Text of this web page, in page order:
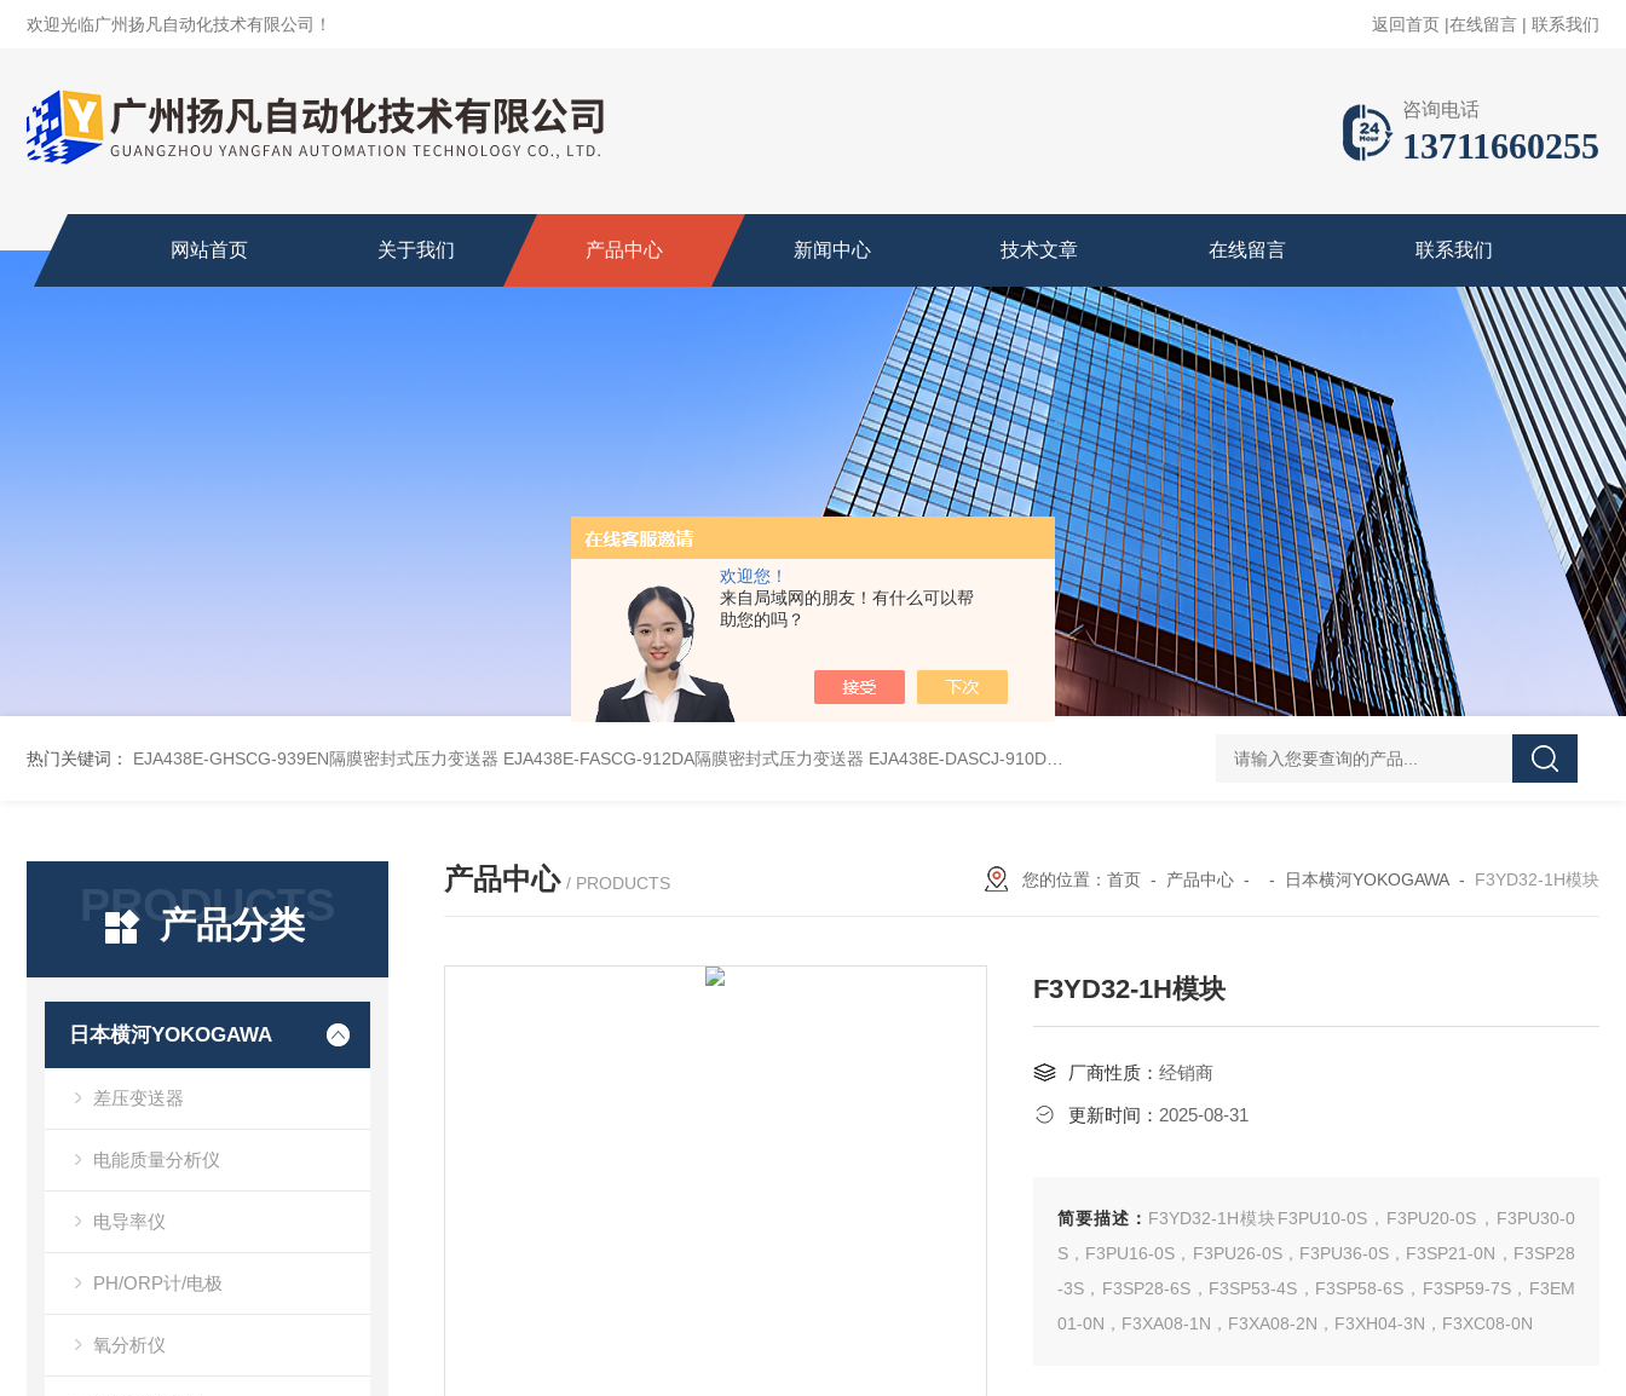
欢迎您！
来自局域网的朋友！有什么可以帮
助您的吗？
欢迎光临广州扬凡自动化技术有限公司！ 返回首页 |在线留言 | 联系我们
咨询电话
13711660255
网站首页 关于我们 产品中心 新闻中心 技术文章 在线留言 联系我们
热门关键词： EJA438E-GHSCG-939EN隔膜密封式压力变送器 EJA438E-FASCG-912DA隔膜密封式压力变送器 EJA438E-DASCJ-910DA隔膜密封式压力变送器 EJA438E-DHSCJ-910DA隔膜密封式压力变送器
PRODUCTS
产品分类
日本横河YOKOGAWA
差压变送器
电能质量分析仪
电导率仪
PH/ORP计/电极
氧分析仪
产品中心 / PRODUCTS 您的位置： 首页 - 产品中心 - - 日本横河YOKOGAWA - F3YD32-1H模块
F3YD32-1H模块
厂商性质： 经销商
更新时间： 2025-08-31
简要描述： F3YD32-1H模块F3PU10-0S，F3PU20-0S，F3PU30-0
S，F3PU16-0S，F3PU26-0S，F3PU36-0S，F3SP21-0N，F3SP28
-3S，F3SP28-6S，F3SP53-4S，F3SP58-6S，F3SP59-7S，F3EM
01-0N，F3XA08-1N，F3XA08-2N，F3XH04-3N，F3XC08-0N